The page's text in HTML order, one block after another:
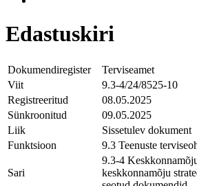
Edastuskiri
Dokumendiregister
Terviseamet
Viit
9.3-4/24/8525-10
Registreeritud
08.05.2025
Sünkroonitud
09.05.2025
Liik
Sissetulev dokument
Funktsioon
9.3 Teenuste
Sari
9.3-4
keskkonnamõju